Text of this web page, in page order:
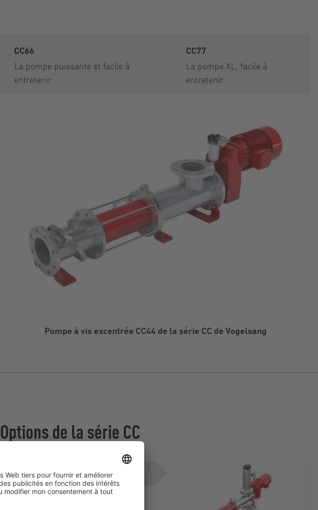
CC66
La pompe puissante et facile à
entretenir
CC77
La pompe XL, facile à
entretenir
Pompe à vis excentrée CC44 de la série CC de Vogelsang
Options de la série CC
Boîtier d'aspiration StreamLine
Boîtier d'aspiration MultiConnect